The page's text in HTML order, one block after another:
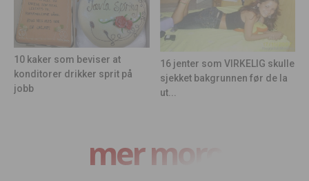
10 kaker som beviser at
konditorer drikker sprit på
jobb
16 jenter som VIRKELIG skulle
sjekket bakgrunnen før de la
ut...
mer moro